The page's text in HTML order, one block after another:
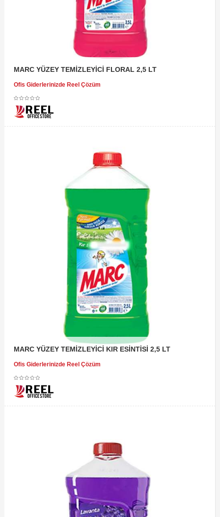
MARC YÜZEY TEMİZLEYİCİ FLORAL 2,5 LT
Ofis Giderlerinizde Reel Çözüm
MARC YÜZEY TEMİZLEYİCİ KIR ESİNTİSİ 2,5 LT
Ofis Giderlerinizde Reel Çözüm